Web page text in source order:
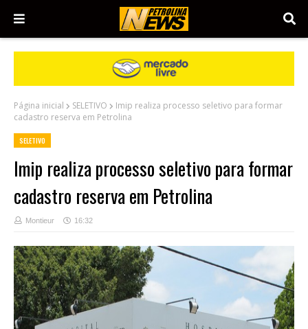
Página inicial SELETIVO
Imip realiza processo seletivo para formar
cadastro reserva em Petrolina
SELETIVO
Imip realiza processo seletivo para formar
cadastro reserva em Petrolina
Montieur 16:32